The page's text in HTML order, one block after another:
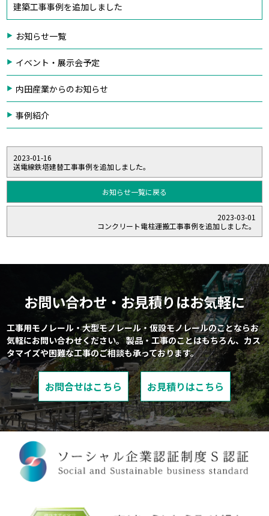
お知らせ一覧
イベント・展示会予定
内田産業からのお知らせ
事例紹介
建築工事事例を追加しました
2023-01-16
送電線鉄塔建替工事事例を追加しました。
お知らせ一覧に戻る
2023-03-01
コンクリート電柱運搬工事事例を追加しました。
お問い合わせ・お見積りはお気軽に
工事用モノレール・大型モノレール・仮設モノレールのことならお
気軽にお問い合わせください。製品・工事のことはもちろん、カス
タマイズや困難な工事のご相談も承っております。
お問合せはこちら お見積りはこちら